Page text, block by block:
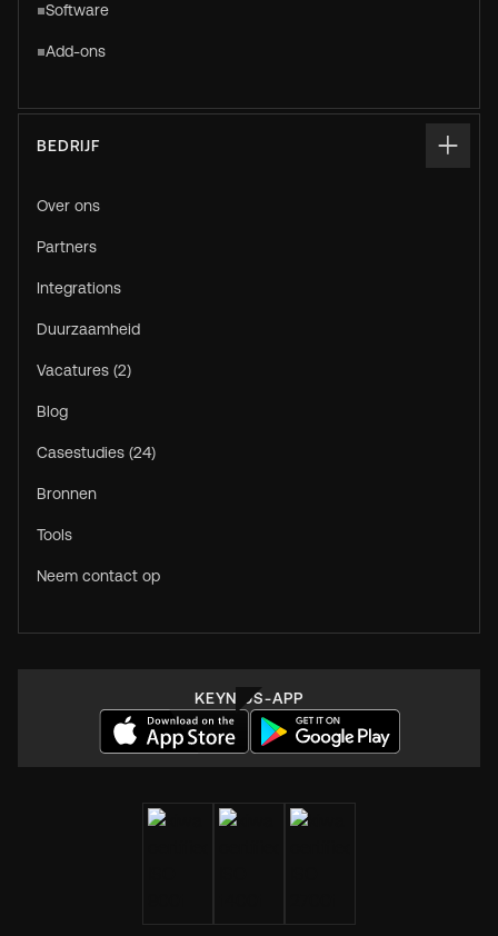
Software
Add-ons
BEDRIJF
Over ons
Partners
Integrations
Duurzaamheid
Vacatures (2)
Blog
Casestudies (24)
Bronnen
Tools
Neem contact op
KEYNIUS-APP